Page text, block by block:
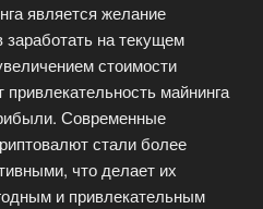
является желание
заработать на текущем
стоимости
майнинга
Современные
стали более
что делает их
и привлекательным